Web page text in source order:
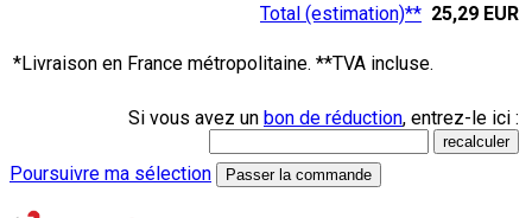
Total (estimation)** 25,29 EUR
*Livraison en France métropolitaine. **TVA incluse.
Si vous avez un bon de réduction, entrez-le ici :
Poursuivre ma sélection Passer la commande